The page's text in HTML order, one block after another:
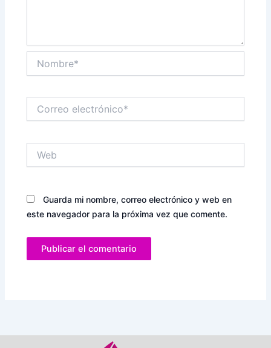
electrónico*
Guarda mi nombre, correo electrónico y web en
este navegador para la próxima vez que comente.